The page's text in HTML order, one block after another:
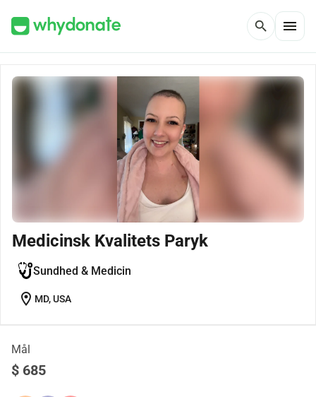
search menu
Medicinsk Kvalitets Paryk
Sundhed & Medicin
location_on MD, USA
Mål
$ 685